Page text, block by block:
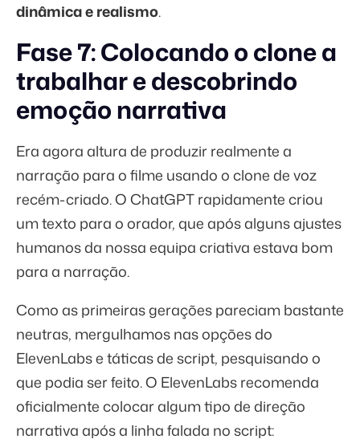
dinâmica e realismo.
Fase 7: Colocando o clone a
trabalhar e descobrindo
emoção narrativa
Era agora altura de produzir realmente a
narração para o filme usando o clone de voz
recém-criado. O ChatGPT rapidamente criou
um texto para o orador, que após alguns ajustes
humanos da nossa equipa criativa estava bom
para a narração.
Como as primeiras gerações pareciam bastante
neutras, mergulhamos nas opções do
ElevenLabs e táticas de script, pesquisando o
que podia ser feito. O ElevenLabs recomenda
oficialmente colocar algum tipo de direção
narrativa após a linha falada no script: